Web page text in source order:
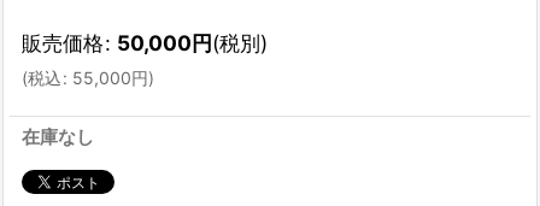
販売価格: 50,000円(税別)
(税込: 55,000円)
在庫なし